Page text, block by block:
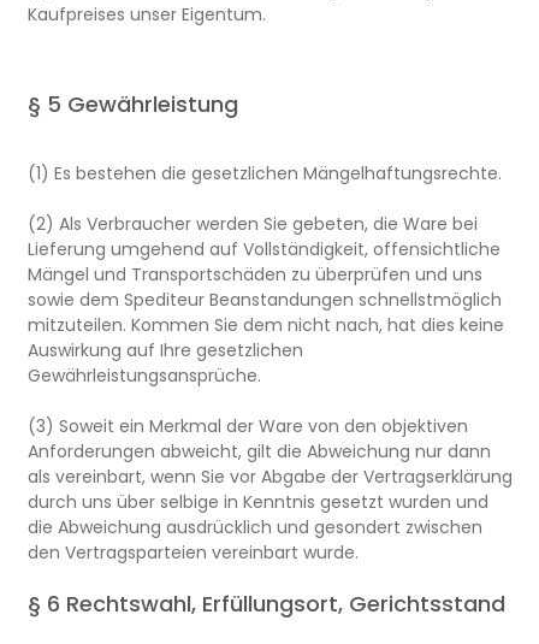
Kaufpreises unser Eigentum.
§ 5 Gewährleistung
(1) Es bestehen die gesetzlichen Mängelhaftungsrechte.
(2) Als Verbraucher werden Sie gebeten, die Ware bei
Lieferung umgehend auf Vollständigkeit, offensichtliche
Mängel und Transportschäden zu überprüfen und uns
sowie dem Spediteur Beanstandungen schnellstmöglich
mitzuteilen. Kommen Sie dem nicht nach, hat dies keine
Auswirkung auf Ihre gesetzlichen
Gewährleistungsansprüche.
(3) Soweit ein Merkmal der Ware von den objektiven
Anforderungen abweicht, gilt die Abweichung nur dann
als vereinbart, wenn Sie vor Abgabe der Vertragserklärung
durch uns über selbige in Kenntnis gesetzt wurden und
die Abweichung ausdrücklich und gesondert zwischen
den Vertragsparteien vereinbart wurde.
§ 6 Rechtswahl, Erfüllungsort, Gerichtsstand